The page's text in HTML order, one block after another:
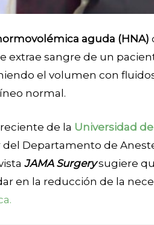
aguda (HNA)
extrae sangre de un
el volumen con
normal.
de la Universidad
Departamento de
JAMA Surgerysugiere
en la reducción de la